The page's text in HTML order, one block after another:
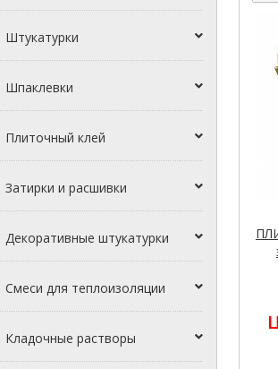
Штукатурки
Шпаклевки
Плиточный клей
Затирки и расшивки
Декоративные штукатурки
Смеси для теплоизоляции
Кладочные растворы